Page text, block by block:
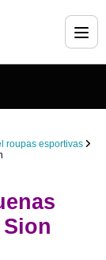
roupas esportivas